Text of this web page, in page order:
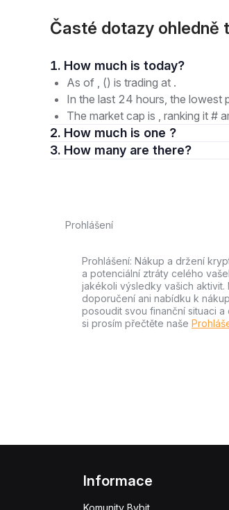
Časté dotazy ohledně
1. How much is today?
As of , () is trading at .
In the last 24 hours, the lowest
The market cap is , ranking it #
2. How much is one ?
3. How many are there?
Prohlášení
Prohlášení: Nákup a držení
a potenciální ztráty celého
jakékoli výsledky vašich
doporučení ani nabídku k
posoudit svou finanční situaci
si prosím přečtěte naše
Informace
Komunity Bybit